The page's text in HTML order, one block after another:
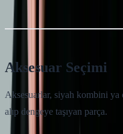
Aksesuar Seçimi
Aksesuarlar, siyah kombini
alıp dengeye taşıyan parça.